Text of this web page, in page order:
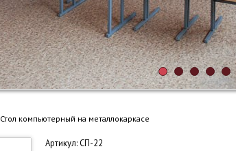
Стол компьютерный на металлокаркасе
Артикул: СП-22